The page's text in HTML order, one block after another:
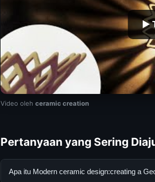
▶
Video oleh ceramic creation
Pertanyaan yang Sering
Apa itu Modern ceramic design:creating a